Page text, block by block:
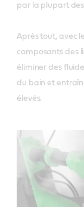
par la plupart
Après tout, avec
composants des
éliminer des
du bain et
élevés.